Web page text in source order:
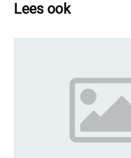
Lees ook